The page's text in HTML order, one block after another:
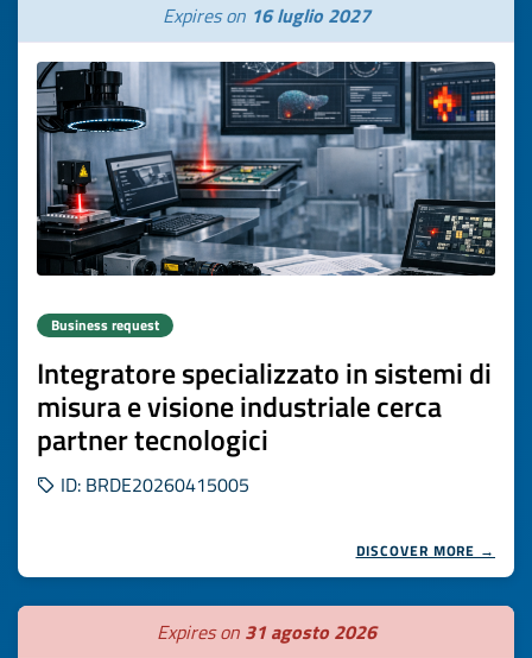
Expires on 16 luglio 2027
Business request
Integratore specializzato in sistemi di
misura e visione industriale cerca
partner tecnologici
ID: BRDE20260415005
DISCOVER MORE →
Expires on 31 agosto 2026